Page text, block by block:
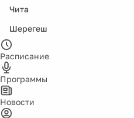
Чита
Шерегеш
Расписание
Программы
Новости